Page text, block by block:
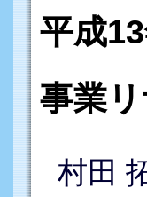
平成
事業
村田